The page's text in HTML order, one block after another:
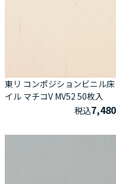
東リ コンポジションビニル床
イル マチコV MV52 50枚入
税込7,480